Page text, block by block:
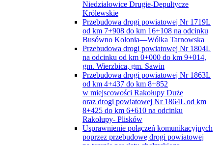
Niedziałowice Drugie-Depułtycze
Królewskie
Przebudowa drogi powiatowej Nr 1719L
od km 7+908 do km 16+108 na odcinku
Busówno Kolonia—Wólka Tarnowska
Przebudowa drogi powiatowej Nr 1804L
na odcinku od km 0+000 do km 9+014,
gm. Wierzbica, gm. Sawin
Przebudowa drogi powiatowej Nr 1863L
od km 4+437 do km 8+852
w miejscowości Rakołupy Duże
oraz drogi powiatowej Nr 1864L od km
8+425 do km 6+610 na odcinku
Rakołupy- Plisków
Usprawnienie połączeń komunikacyjnych
poprzez przebudowę drogi powiatowej